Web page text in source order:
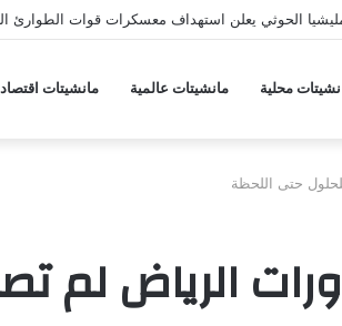
الحوثي يعلن استهداف معسكرات قوات الطوارئ
محلية مانشيتات عالمية مانشيتات
حتى اللحظة
الرياض لم